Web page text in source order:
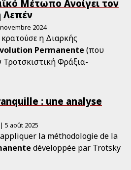
Μέτωπο Ανοίγει τον
Λεπέν
2024
η Διαρκής
Permanente (που
Τροτσκιστική Φράξια-
: une analyse
| 5 août 2025
la méthodologie de la
développée par Trotsky